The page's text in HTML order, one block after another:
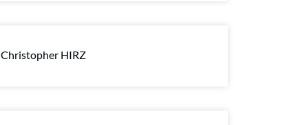
Christopher HIRZ